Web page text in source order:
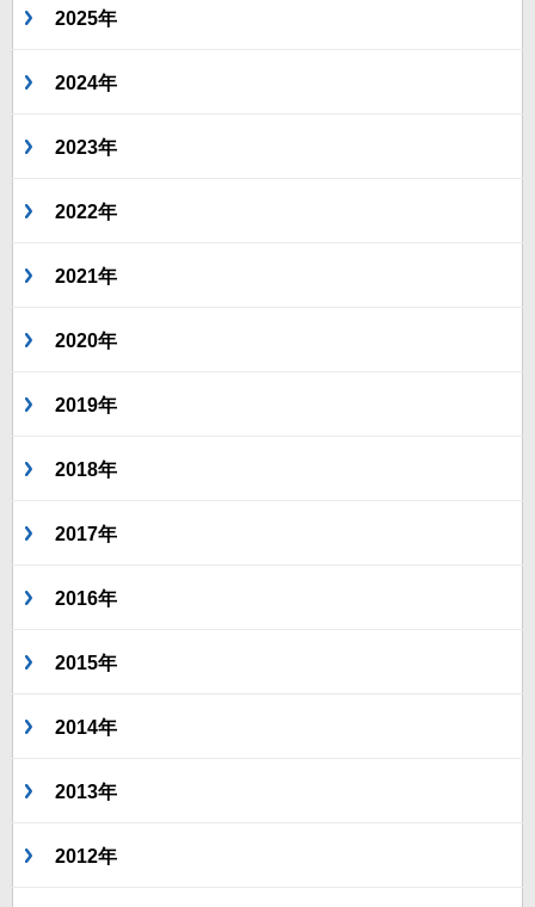
2025年
2024年
2023年
2022年
2021年
2020年
2019年
2018年
2017年
2016年
2015年
2014年
2013年
2012年